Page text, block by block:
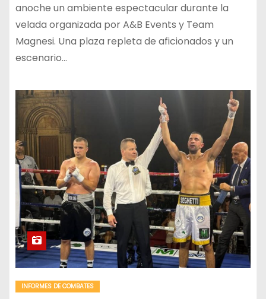
anoche un ambiente espectacular durante la
velada organizada por A&B Events y Team
Magnesi. Una plaza repleta de aficionados y un
escenario…
INFORMES DE COMBATES